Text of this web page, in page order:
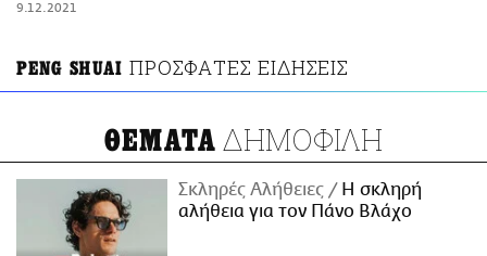
9.12.2021
PENG SHUAI ΠΡΟΣΦΑΤΕΣ ΕΙΔΗΣΕΙΣ
ΘΕΜΑΤΑ ΔΗΜΟΦΙΛΗ
Σκληρές Αλήθειες
H σκληρή
αλήθεια για τον Πάνο Βλάχο